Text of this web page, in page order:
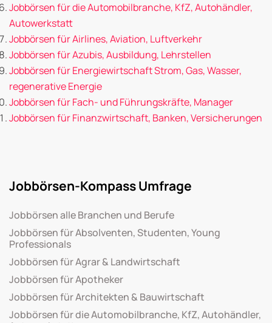
Jobbörsen für die Automobilbranche, KfZ, Autohändler,
Autowerkstatt
Jobbörsen für Airlines, Aviation, Luftverkehr
Jobbörsen für Azubis, Ausbildung, Lehrstellen
Jobbörsen für Energiewirtschaft Strom, Gas, Wasser,
regenerative Energie
Jobbörsen für Fach- und Führungskräfte, Manager
Jobbörsen für Finanzwirtschaft, Banken, Versicherungen
Jobbörsen-Kompass Umfrage
Jobbörsen alle Branchen und Berufe
Jobbörsen für Absolventen, Studenten, Young
Professionals
Jobbörsen für Agrar & Landwirtschaft
Jobbörsen für Apotheker
Jobbörsen für Architekten & Bauwirtschaft
Jobbörsen für die Automobilbranche, KfZ, Autohändler,